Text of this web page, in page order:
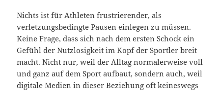
Nichts ist für Athleten frustrierender, als
verletzungsbedingte Pausen einlegen zu müssen.
Keine Frage, dass sich nach dem ersten Schock ein
Gefühl der Nutzlosigkeit im Kopf der Sportler breit
macht. Nicht nur, weil der Alltag normalerweise voll
und ganz auf dem Sport aufbaut, sondern auch, weil
digitale Medien in dieser Beziehung oft keineswegs